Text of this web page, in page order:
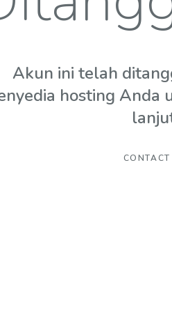
Akun ini telah
hosting Anda
CONTACT